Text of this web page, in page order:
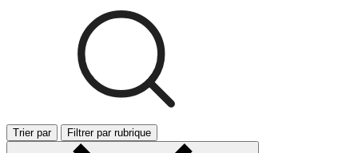
Trier par Filtrer par rubrique